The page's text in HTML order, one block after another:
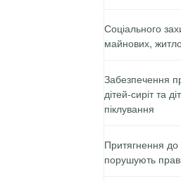
Соціального
майнових,
Забезпечення
дітей-сиріт та
піклування
Притягнення до
порушують